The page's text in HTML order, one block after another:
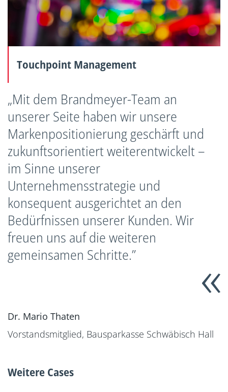
Touchpoint Management
„Mit dem Brandmeyer-Team an
unserer Seite haben wir unsere
Markenpositionierung geschärft und
zukunftsorientiert weiterentwickelt –
im Sinne unserer
Unternehmensstrategie und
konsequent ausgerichtet an den
Bedürfnissen unserer Kunden. Wir
freuen uns auf die weiteren
gemeinsamen Schritte.”
Dr. Mario Thaten
Vorstandsmitglied, Bausparkasse Schwäbisch Hall
Weitere Cases